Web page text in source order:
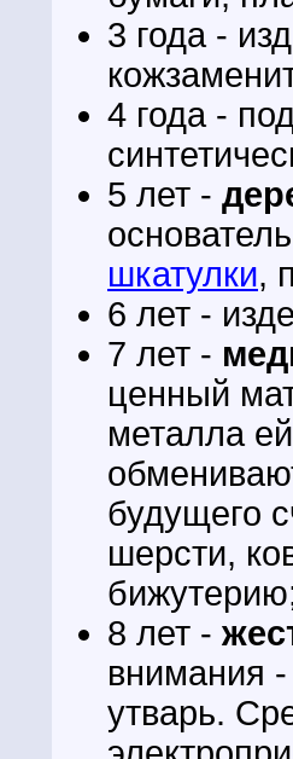
3 года -
4 года -
5 лет -
шкатулки,
6 лет -
7 лет -
ценный
металла
будущего
шерсти,
8 лет -
внимания
утварь.